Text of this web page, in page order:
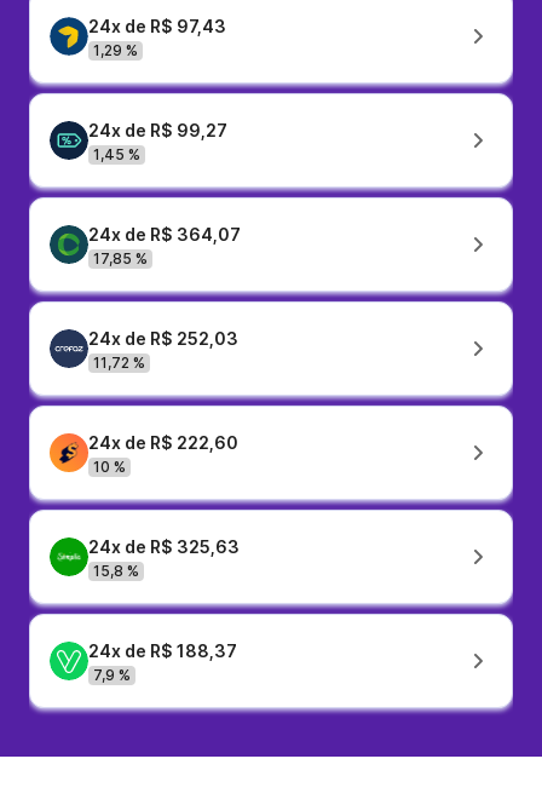
24x de R$ 97,43
1,29 %
24x de R$ 99,27
1,45 %
24x de R$ 364,07
17,85 %
24x de R$ 252,03
11,72 %
24x de R$ 222,60
10 %
24x de R$ 325,63
15,8 %
24x de R$ 188,37
7,9 %